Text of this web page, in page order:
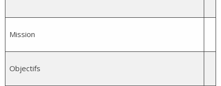
Mission
Objectifs